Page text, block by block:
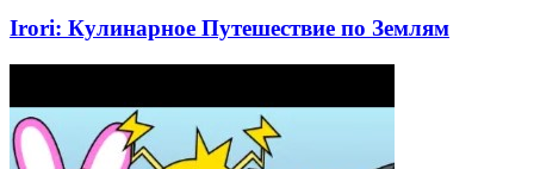
Irori: Кулинарное Путешествие по Землям